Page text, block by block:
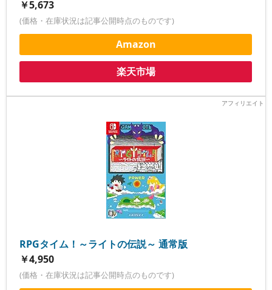
￥5,673
(価格・在庫状況は記事公開時点のものです)
Amazon
楽天市場
RPGタイム！～ライトの伝説～ 通常版
￥4,950
(価格・在庫状況は記事公開時点のものです)